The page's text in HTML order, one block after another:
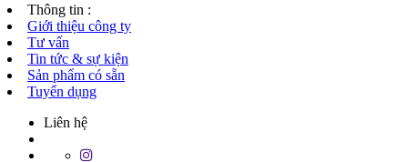
Thông tin :
Giới thiệu công ty
Tư vấn
Tin tức & sự kiện
Sản phẩm có sẵn
Tuyển dụng
Liên hệ